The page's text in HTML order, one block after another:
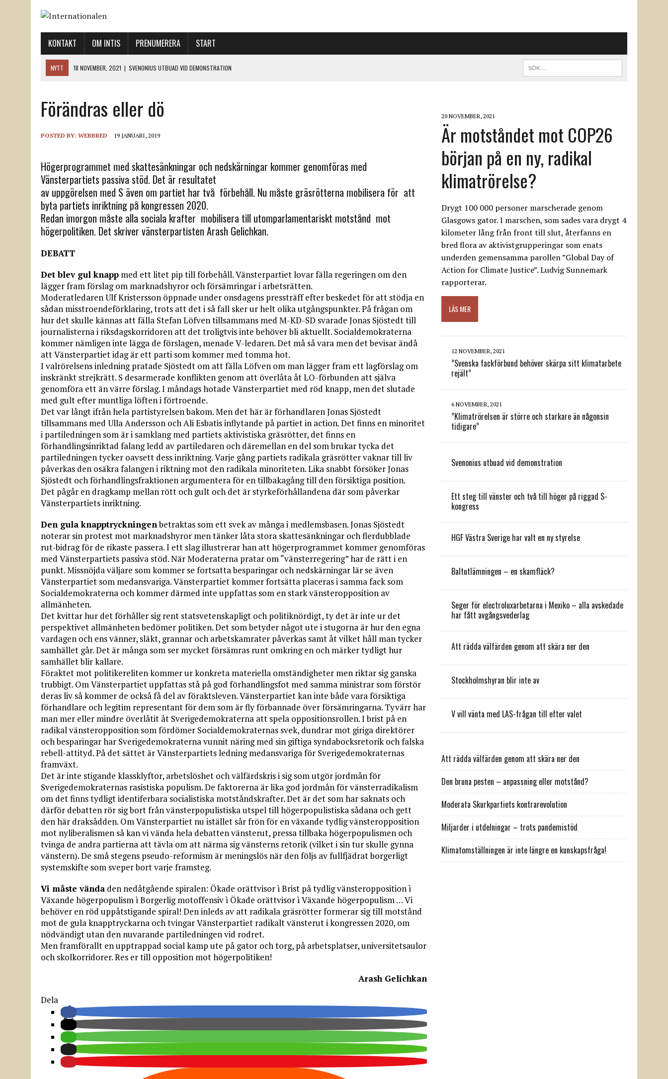
KONTAKT OM INTIS PRENUMERERA START
NYTT 18 NOVEMBER, 2021 | SVENONIUS UTBUAD VID DEMONSTRATION
12 NOVEMBER, 2021
ETT STEG TILL VÄNSTER OCH TVÅ TILL HÖGER PÅ RIGGAD S-KONGRESS
12 NOVEMBER, 2021 | NÄR DE DÖDA TAR SIG RÖST
12 NOVEMBER, 2021 | ”SVENSKA FACKFÖRBUND BEHÖVER SKÄRPA SITT KLIMATARBETE REJÄLT”
Förändras eller dö
POSTED BY: WEBBRED 19 JANUARI, 2019
Högerprogrammet med skattesänkningar och nedskärningar kommer genomföras med
Vänsterpartiets passiva stöd. Det är resultatet
av uppgörelsen med S även om partiet har två förbehåll. Nu måste gräsrötterna mobilisera för att
byta partiets inriktning på kongressen 2020.
Redan imorgon måste alla sociala krafter mobilisera till utomparlamentariskt motstånd mot
högerpolitiken. Det skriver vänsterpartisten Arash Gelichkan.
DEBATT
Det blev gul knapp med ett litet pip till förbehåll. Vänsterpartiet lovar fälla regeringen om den
lägger fram förslag om marknadshyror och försämringar i arbetsrätten.
Moderatledaren Ulf Kristersson öppnade under onsdagens pressträff efter beskedet för att stödja en
sådan misstroendeförklaring, trots att det i så fall sker ur helt olika utgångspunkter. På frågan om
hur det skulle kännas att fälla Stefan Löfven tillsammans med M-KD-SD svarade Jonas Sjöstedt till
journalisterna i riksdagskorridoren att det troligtvis inte behöver bli aktuellt. Socialdemokraterna
kommer nämligen inte lägga de förslagen, menade V-ledaren. Det må så vara men det bevisar ändå
att Vänsterpartiet idag är ett parti som kommer med tomma hot.
I valrörelsens inledning pratade Sjöstedt om att fälla Löfven om man lägger fram ett lagförslag om
inskränkt strejkrätt. S desarmerade konflikten genom att överlåta åt LO-förbunden att själva
genomföra ett än värre förslag. I måndags hotade Vänsterpartiet med röd knapp, men det slutade
med gult efter muntliga löften i förtroende.
Det var långt ifrån hela partistyrelsen bakom. Men det här är förhandlaren Jonas Sjöstedt
tillsammans med Ulla Andersson och Ali Esbatis inflytande på partiet in action. Det finns en minoritet
i partiledningen som är i samklang med partiets aktivistiska gräsrötter, det finns en
förhandlingsinriktad falang ledd av partiledaren och däremellan en del som brukar tycka det
partiledningen tycker oavsett dess inriktning. Varje gång partiets radikala gräsrötter vaknar till liv
påverkas den osäkra falangen i riktning mot den radikala minoriteten. Lika snabbt försöker Jonas
Sjöstedt och förhandlingsfraktionen argumentera för en tillbakagång till den försiktiga position.
Det pågår en dragkamp mellan rött och gult och det är styrkeförhållandena där som påverkar
Vänsterpartiets inriktning.
Den gula knapptryckningenbetraktas som ett svek av många i medlemsbasen. Jonas Sjöstedt
noterar sin protest mot marknadshyror men tänker låta stora skattesänkningar och flerdubblade
rut-bidrag för de rikaste passera. I ett slag illustrerar han att högerprogrammet kommer genomföras
med Vänsterpartiets passiva stöd. När Moderaterna pratar om “vänsterregering” har de rätt i en
punkt. Missnöjda väljare som kommer se fortsatta besparingar och nedskärningar lär se även
Vänsterpartiet som medansvariga. Vänsterpartiet kommer fortsätta placeras i samma fack som
Socialdemokraterna och kommer därmed inte uppfattas som en stark vänsteropposition av
allmänheten.
Det kvittar hur det förhåller sig rent statsvetenskapligt och politiknördigt, ty det är inte ur det
perspektivet allmänheten bedömer politiken. Det som betyder något ute i stugorna är hur den egna
vardagen och ens vänner, släkt, grannar och arbetskamrater påverkas samt åt vilket håll man tycker
samhället går. Det är många som ser mycket försämras runt omkring en och märker tydligt hur
samhället blir kallare.
Föraktet mot politikereliten kommer ur konkreta materiella omständigheter men riktar sig ganska
trubbigt. Om Vänsterpartiet uppfattas stå på god förhandlingsfot med samma ministrar som förstör
deras liv så kommer de också få del av föraktsleven. Vänsterpartiet kan inte både vara försiktiga
förhandlare och legitim representant för dem som är fly förbannade över försämringarna. Tyvärr har
man mer eller mindre överlåtit åt Sverige­demokraterna att spela oppositionsrollen. I brist på en
radikal vänsteropposition som fördömer Socialdemokraternas svek, dundrar mot giriga direktörer
och besparingar har Sverigedemokraterna vunnit näring med sin giftiga syndabocksretorik och falska
rebell-attityd. På det sättet är Vänsterpartiets ledning medansvariga för Sverigedemokraternas
framväxt.
Det är inte stigande klassklyftor, arbetslöshet och välfärdskris i sig som utgör jordmån för
Sverigedemokraternas rasistiska populism. De faktorerna är lika god jordmån för vänsterradikalism
om det finns tydligt identiferbara socialistiska motståndskrafter. Det är det som har saknats och
därför debatten rör sig bort från vänsterpopulistiska utspel till högerpopulistiska sådana och gett
den här draksådden. Om Vänsterpartiet nu istället sår frön för en växande tydlig vänsteropposition
mot nyliberalismen så kan vi vända hela debatten vänsterut, pressa tillbaka högerpopulismen och
tvinga de andra partierna att tävla om att närma sig väns­terns retorik (vilket i sin tur skulle gynna
vänstern). De små stegens pseudo-reformism är meningslös när den följs av fullfjädrat borgerligt
systemskifte som sveper bort varje framsteg.
Vi måste vända den nedåt­gående spiralen: Ökade orättvisor ì Brist på tydlig vänsteropposition ì
Växande högerpopulism ì Borgerlig motoffensiv ì Ökade orättvisor ì Växande högerpopulism … Vi
behöver en röd uppåtstigande spiral! Den inleds av att radikala gräsrötter formerar sig till motstånd
mot de gula knapptryckarna och tvingar Vänsterpartiet radikalt vänsterut i kongressen 2020, om
nödvändigt utan den nuvarande partiledningen vid rodret.
Men framförallt en upptrappad social kamp ute på gator och torg, på arbetsplatser, universitetsaulor
och skolkorridorer. Res er till opposition mot högerpolitiken!
Arash Gelichkan
Dela
20 NOVEMBER, 2021
Är motståndet mot COP26
början på en ny, radikal
klimatrörelse?
Drygt 100 000 personer marscherade genom
Glasgows gator. I marschen, som sades vara drygt 4
kilometer lång från front till slut, återfanns en
bred flora av aktivistgrupperingar som enats
underden gemensamma parollen ”Global Day of
Action for Climate Justice”. Ludvig Sunnemark
rapporterar.
LÄS MER
12 NOVEMBER, 2021
”Svenska fackförbund behöver skärpa sitt klimatarbete
rejält”
6 NOVEMBER, 2021
”Klimatrörelsen är större och starkare än någonsin
tidigare”
Svenonius utbuad vid demonstration
Ett steg till vänster och två till höger på riggad S-
kongress
HGF Västra Sverige har valt en ny styrelse
Baltutlämningen – en skamfläck?
Seger för electroluxarbetarna i Mexiko – alla avskedade
har fått avgångsvederlag
Att rädda välfärden genom att skära ner den
Stockholmshyran blir inte av
V vill vänta med LAS-frågan till efter valet
Att rädda välfärden genom att skära ner den
Den bruna pesten – anpassning eller motstånd?
Moderata Skurkpartiets kontrarevolution
Miljarder i utdelningar – trots pandemistöd
Klimatomställningen är inte längre en kunskapsfråga!